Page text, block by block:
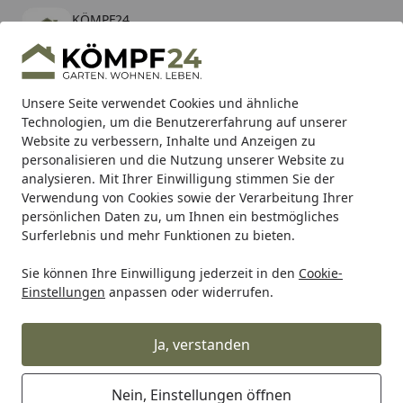
Unsere Seite verwendet Cookies und ähnliche
Technologien, um die Benutzererfahrung auf unserer
Website zu verbessern, Inhalte und Anzeigen zu
personalisieren und die Nutzung unserer Website zu
analysieren. Mit Ihrer Einwilligung stimmen Sie der
Verwendung von Cookies sowie der Verarbeitung Ihrer
persönlichen Daten zu, um Ihnen ein bestmögliches
Surferlebnis und mehr Funktionen zu bieten.
Sie können Ihre Einwilligung jederzeit in den Cookie-
Einstellungen anpassen oder widerrufen.
Ja, verstanden
Nein, Einstellungen öffnen
KÖMPF24
kostenlos - Im App Store
Hotline
Alle Produkte
Mein Konto
Suchen
Karibu Pools inkl. gratis Sandfilteranlage & Pool-
Starterset (Gesamtwert bis 468,99€)
Startseite
Biohort Biohort Boxen & Schränke Biohort
Biohort Tür Anschlag rechts für
Mülltonnenbox Alex dunkelgrau-
metallic EA409210